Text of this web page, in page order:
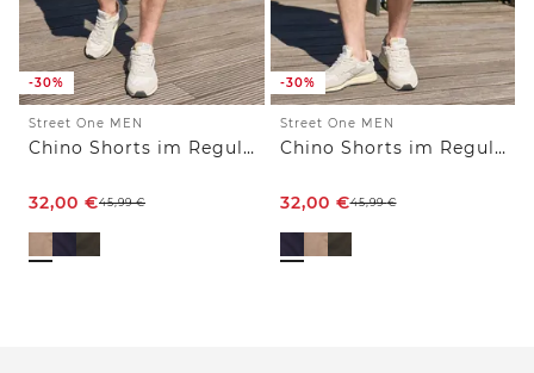
-30%
Street One MEN
Chino Shorts im Regular Fit
32,00 €45,99€
-30%
Street One MEN
Chino Shorts im Regular Fit
32,00 €45,99€